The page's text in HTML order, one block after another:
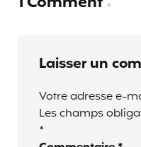
Laisser un
Votre adresse e-
Les champs
*